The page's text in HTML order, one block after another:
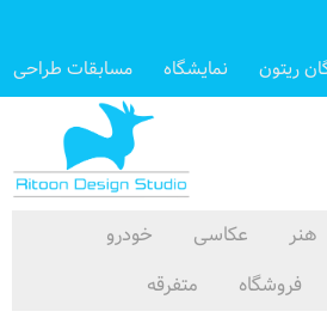
ریتون نمایشگاه مسابقات طراحی
هنر عکاسی
خودرو
فروشگاه متفرقه